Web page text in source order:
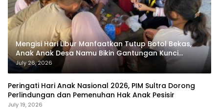
Mengisi Hari Libur Manfaatkan Tutup Botol Bekas,
Anak Anak Desa Namu Bikin Gantungan Kunci
Bernilai Ekonomi
July 26, 2026
Peringati Hari Anak Nasional 2026, PIM Sultra Dorong
Perlindungan dan Pemenuhan Hak Anak Pesisir
July 19, 2026